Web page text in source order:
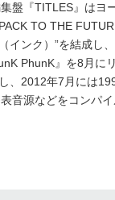
盤『TITLES』はヨ
TO THE
インク）”を結成し
PhunK』を8月に
、2012年7月には
音源などをコンパ